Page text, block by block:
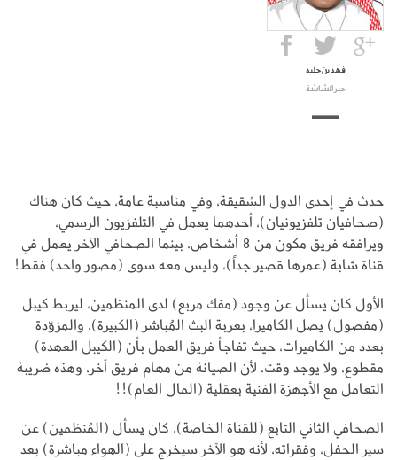
فهد بن جليد
حبر الشاشة
حدث في إحدى الدول الشقيقة، وفي مناسبة عامة، حيث كان هناك
(صحافيان تلفزيونيان)، أحدهما يعمل في التلفزيون الرسمي،
ويرافقه فريق مكون من 8 أشخاص، بينما الصحافي الآخر يعمل في
قناة شابة (عمرها قصير جداً)، وليس معه سوى (مصور واحد) فقط!
الأول كان يسأل عن وجود (مفك مربع) لدى المنظمين، ليربط كيبل
(مفصول) يصل الكاميرا، بعربة البث المُباشر (الكبيرة)، والمزوّدة
بعدد من الكاميرات، حيث تفاجأ فريق العمل بأن (الكيبل العهدة)
مقطوع، ولا يوجد وقت، لأن الصيانة من مهام فريق آخر، وهذه ضريبة
التعامل مع الأجهزة الفنية بعقلية (المال العام)!!
الصحافي الثاني التابع (للقناة الخاصة)، كان يسأل (المُنظمين) عن
سير الحفل، وفقراته، لأنه هو الآخر سيخرج على (الهواء مباشرة) بعد